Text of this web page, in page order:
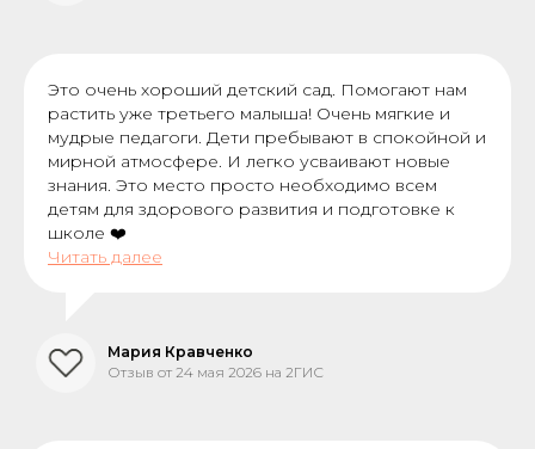
Это очень хороший детский сад. Помогают нам
растить уже третьего малыша! Очень мягкие и
мудрые педагоги. Дети пребывают в спокойной и
мирной атмосфере. И легко усваивают новые
знания. Это место просто необходимо всем
детям для здорового развития и подготовке к
школе ❤️
Читать далее
Мария Кравченко
Отзыв от 24 мая 2026 на 2ГИС